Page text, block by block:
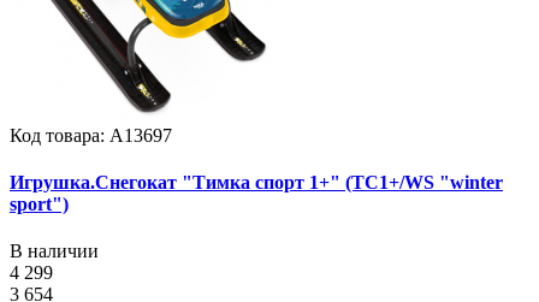
Код товара: А13697
Игрушка.Снегокат "Тимка спорт 1+" (ТС1+/WS "winter
sport")
В наличии
4 299
3 654